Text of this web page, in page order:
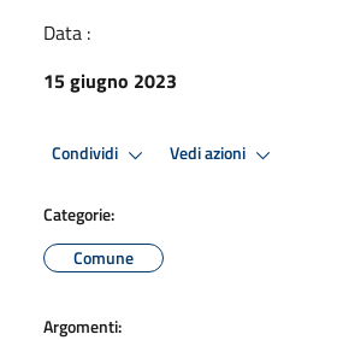
Data :
15 giugno 2023
Condividi Vedi azioni
Categorie:
Comune
Argomenti: